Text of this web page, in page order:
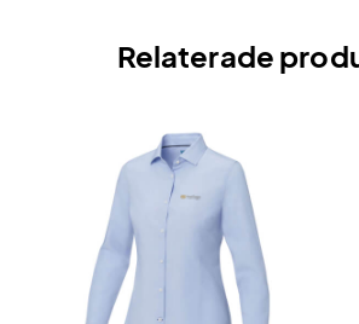
Relaterade